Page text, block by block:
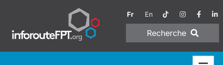
Fr En
Recherche